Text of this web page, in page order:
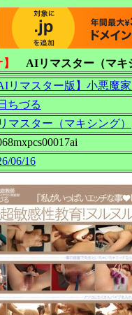
AIリマスター（マキ
AIリマスター版】小悪魔
ちづる
マスター（マキシング）
06/16